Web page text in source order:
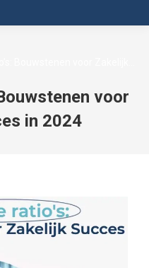
voor
in 2024